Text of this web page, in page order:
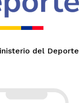
del Deporte